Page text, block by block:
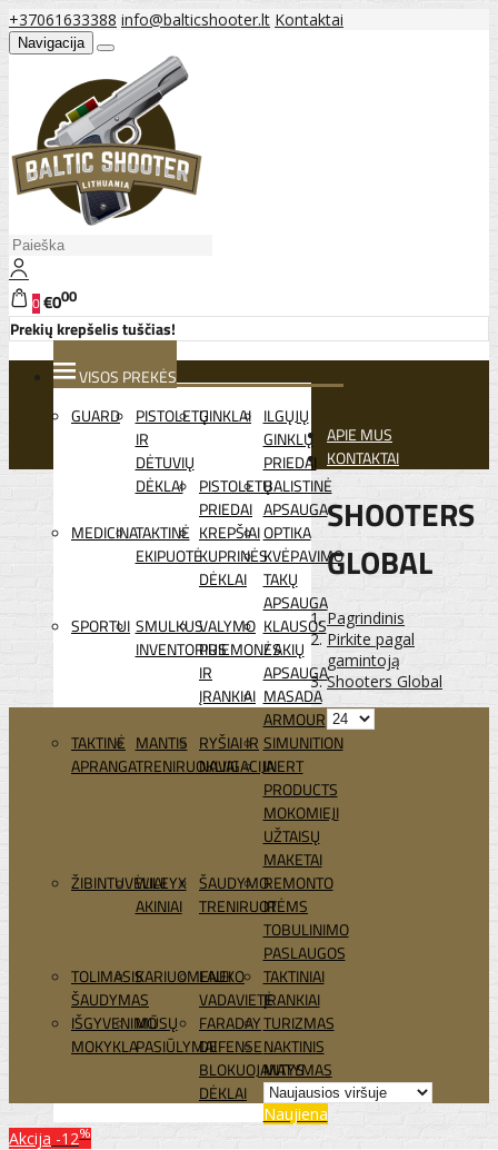
+37061633388 info@balticshooter.lt Kontaktai
Navigacija
0€000
Prekių krepšelis tuščias!
VISOS PREKĖS
GUARD
PISTOLETŲ
IR
DĖTUVIŲ
DĖKLAI
GINKLAI ILGŲJŲ
GINKLŲ
PRIEDAI
PISTOLETŲ
PRIEDAI
BALISTINĖ
APSAUGA
MEDICINATAKTINĖ
EKIPUOTĖ
KREPŠIAI
KUPRINĖS
DĖKLAI
OPTIKA
KVĖPAVIMO
TAKŲ
APSAUGA
SPORTUI SMULKUS
INVENTORIUS
VALYMO
PRIEMONĖS
IR
ĮRANKIAI
KLAUSOS
/ AKIŲ
APSAUGA
MASADA
ARMOUR
TAKTINĖ
APRANGA
MANTIS
TRENIRUOKLIAI
RYŠIAI IR
NAVIGACIJA
SIMUNITION
INERT
PRODUCTS
MOKOMIEJI
UŽTAISŲ
MAKETAI
ŽIBINTUVĖLIAI
WILEYX
AKINIAI
ŠAUDYMO
TRENIRUOTĖMS
REMONTO
IR
TOBULINIMO
PASLAUGOS
TOLIMASIS
ŠAUDYMAS
KARIUOMENEI
LAUKO
VADAVIETĖ
TAKTINIAI
ĮRANKIAI
IŠGYVENIMO
MOKYKLA
MŪSŲ
PASIŪLYMAI
FARADAY
DEFENSE
BLOKUOJANTYS
DĖKLAI
TURIZMAS
NAKTINIS
MATYMAS
APIE MUS
KONTAKTAI
SHOOTERS
GLOBAL
Pagrindinis
Pirkite pagal
gamintoją
Shooters Global
Naujiena
Akcija -12%